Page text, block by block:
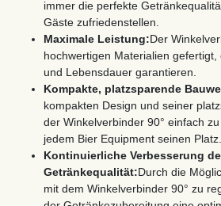
immer die perfekte
Gäste zufriedenstellen.
Maximale Leistung:Der
hochwertigen Materialien
und Lebensdauer garantieren.
Kompakte, platzsparende
kompakten Design und seiner
der Winkelverbinder 90° einfach
jedem Bier Equipment seinen Platz.
Kontinuierliche Verbesserung
Getränkequalität:Durch die
mit dem Winkelverbinder 90° zu